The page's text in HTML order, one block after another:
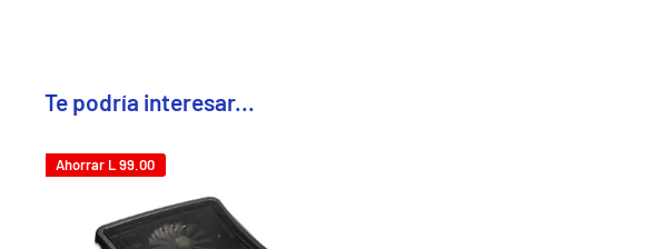
Te podría interesar...
Ahorrar L 99.00